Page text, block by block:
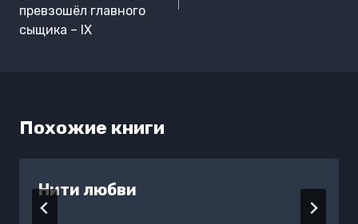
превзошёл главного
сыщика – IX
Похожие книги
Нити любви